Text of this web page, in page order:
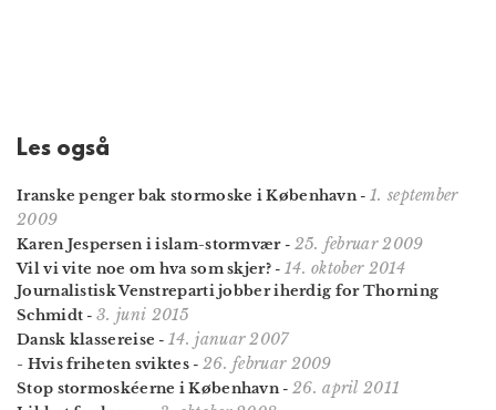
Les også
Iranske penger bak stormoske i København- 1. september
2009
Karen Jespersen i islam-stormvær- 25. februar 2009
Vil vi vite noe om hva som skjer?- 14. oktober 2014
Journalistisk Venstreparti jobber iherdig for Thorning
Schmidt -3. juni 2015
Dansk klassereise -14. januar 2007
- Hvis friheten sviktes- 26. februar 2009
Stop stormoskéerne i København- 26. april 2011